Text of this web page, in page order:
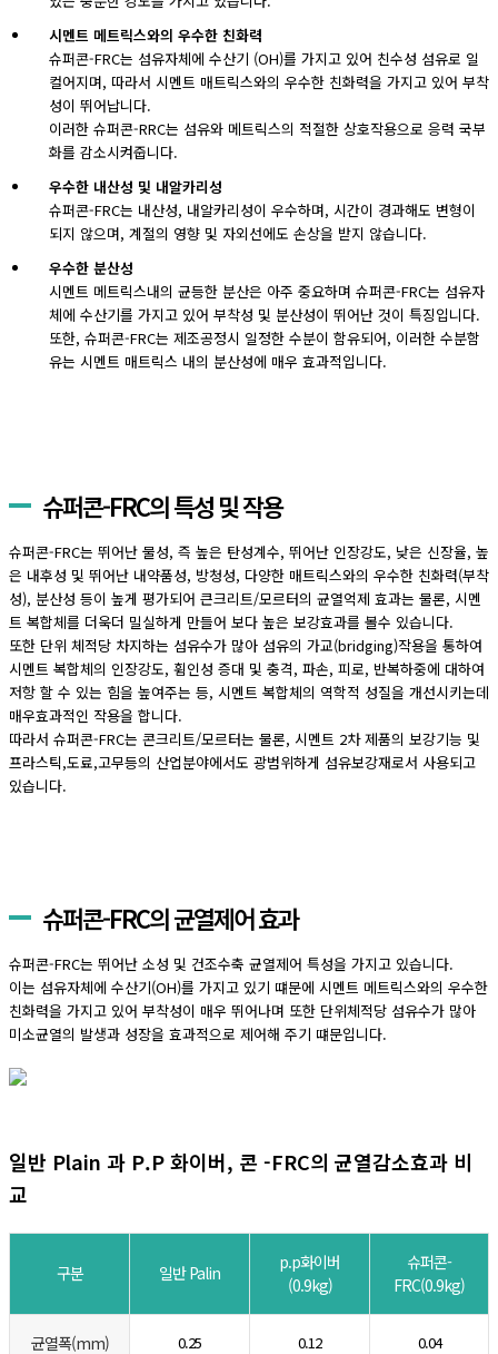
시멘트 메트릭스와의 우수한 친화력
슈퍼콘-FRC는 섬유자체에 수산기 (OH)를 가지고 있어 친수성 섬유로 일
컬어지며, 따라서 시멘트 매트릭스와의 우수한 친화력을 가지고 있어 부착
성이 뛰어납니다.
이러한 슈퍼콘-RRC는 섬유와 메트릭스의 적절한 상호작용으로 응력 국부
화를 감소시켜줍니다.
우수한 내산성 및 내알카리성
슈퍼콘-FRC는 내산성, 내알카리성이 우수하며, 시간이 경과해도 변형이
되지 않으며, 계절의 영향 및 자외선에도 손상을 받지 않습니다.
우수한 분산성
시멘트 메트릭스내의 균등한 분산은 아주 중요하며 슈퍼콘-FRC는 섬유자
체에 수산기를 가지고 있어 부착성 및 분산성이 뛰어난 것이 특징입니다.
또한, 슈퍼콘-FRC는 제조공정시 일정한 수분이 함유되어, 이러한 수분함
유는 시멘트 매트릭스 내의 분산성에 매우 효과적입니다.
슈퍼콘-FRC의 특성 및 작용
슈퍼콘-FRC는 뛰어난 물성, 즉 높은 탄성계수, 뛰어난 인장강도, 낮은 신장율, 높
은 내후성 및 뛰어난 내약품성, 방청성, 다양한 매트릭스와의 우수한 친화력(부착
성), 분산성 등이 높게 평가되어 큰크리트/모르터의 균열억제 효과는 물론, 시멘
트 복합체를 더욱더 밀실하게 만들어 보다 높은 보강효과를 볼수 있습니다.
또한 단위 체적당 차지하는 섬유수가 많아 섬유의 가교(bridging)작용을 통하여
시멘트 복합체의 인장강도, 휨인성 증대 및 충격, 파손, 피로, 반복하중에 대하여
저항 할 수 있는 힘을 높여주는 등, 시멘트 복합체의 역학적 성질을 개선시키는데
매우효과적인 작용을 합니다.
따라서 슈퍼콘-FRC는 콘크리트/모르터는 물론, 시멘트 2차 제품의 보강기능 및
프라스틱,도료,고무등의 산업분야에서도 광범위하게 섬유보강재로서 사용되고
있습니다.
슈퍼콘-FRC의 균열제어 효과
슈퍼콘-FRC는 뛰어난 소성 및 건조수축 균열제어 특성을 가지고 있습니다.
이는 섬유자체에 수산기(OH)를 가지고 있기 떄문에 시멘트 메트릭스와의 우수한
친화력을 가지고 있어 부착성이 매우 뛰어나며 또한 단위체적당 섬유수가 많아
미소균열의 발생과 성장을 효과적으로 제어해 주기 떄문입니다.
일반 Plain 과 P.P 화이버, 콘 -FRC의 균열감소효과 비
교
구분 일반 Palin
p.p화이버
(0.9kg)
슈퍼콘-
FRC(0.9kg)
균열폭(mm) 0.25 0.12 0.04